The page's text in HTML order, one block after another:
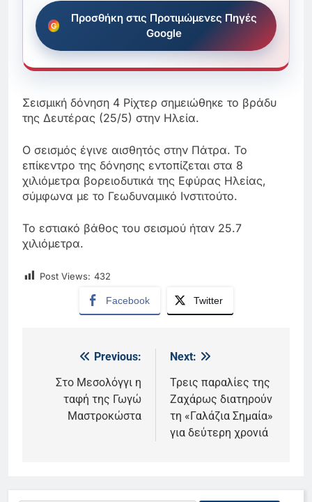
Προσθήκη στις Προτιμώμενες Πηγές
Google
Σεισμική δόνηση 4 Ρίχτερ σημειώθηκε το βράδυ
της Δευτέρας (25/5) στην Ηλεία.
Ο σεισμός έγινε αισθητός στην Πάτρα. Το
επίκεντρο της δόνησης εντοπίζεται στα 8
χιλιόμετρα βορειοδυτικά της Εφύρας Ηλείας,
σύμφωνα με το Γεωδυναμικό Ινστιτούτο.
Το εστιακό βάθος του σεισμού ήταν 25.7
χιλιόμετρα.
Post Views: 432
Facebook Twitter
Πλοήγηση
άρθρων
Previous:
Στο Μεσολόγγι η
ταφή της Γωγώ
Μαστροκώστα
Next:
Τρεις παραλίες της
Ζαχάρως διατηρούν
τη «Γαλάζια Σημαία»
για δεύτερη χρονιά